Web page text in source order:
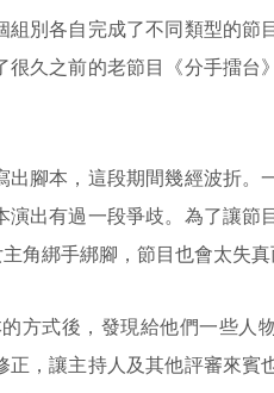
各自完成了不同類型的節
久之前的老節目《分手擂台
本，這段期間幾經波折。
出有過一段爭歧。為了讓節
角綁手綁腳，節目也會太失真
式後，發現給他們一些人
，讓主持人及其他評審來賓